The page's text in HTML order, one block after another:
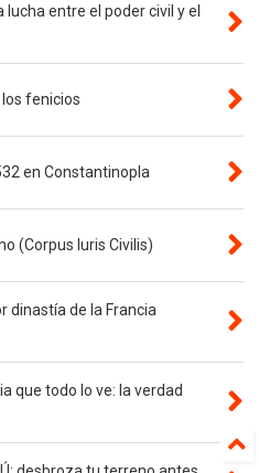
lucha entre el poder civil y el
los fenicios
en Constantinopla
(Corpus Iuris Civilis)
dinastía de la Francia
que todo lo ve: la verdad